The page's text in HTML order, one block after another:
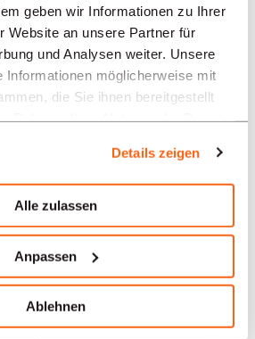
geben wir Informationen zu Ihrer
Website an unsere Partner für
und Analysen weiter. Unsere
Informationen möglicherweise mit
die Sie ihnen bereitgestellt
Details zeigen
Alle zulassen
Anpassen
Ablehnen
Regionen: